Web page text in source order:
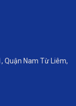
Quận Nam Từ Liêm,